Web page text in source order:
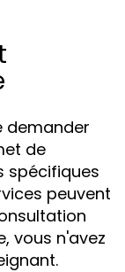
demander
de
spécifiques
peuvent
vous n'avez